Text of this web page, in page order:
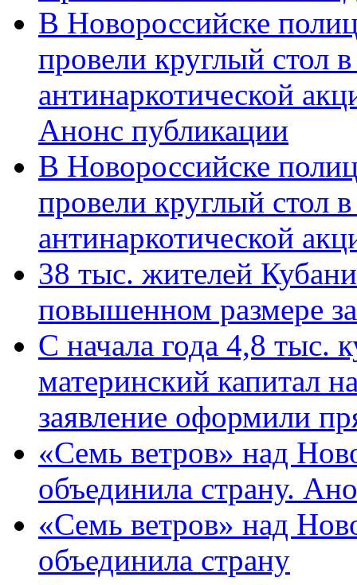
В Новороссийске
провели круглый стол
антинаркотической
Анонс публикации
В Новороссийске
провели круглый стол
антинаркотической
38 тыс. жителей
повышенном размере
С начала года 4,8 тыс.
материнский капитал
заявление оформили
«Семь ветров» над
объединила страну.
«Семь ветров» над
объединила страну